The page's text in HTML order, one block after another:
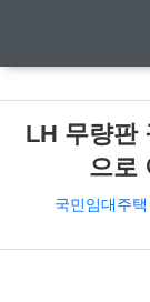
LH 무량판
으로
국민임대주택